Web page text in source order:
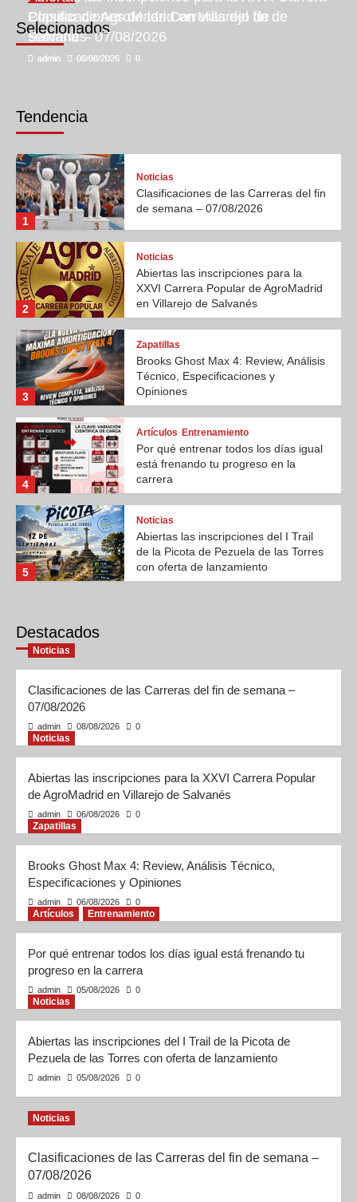
Selecionados
Clasificaciones de las Carreras del fin de
semana – 07/08/2026
admin 08/08/2026 0
Popular de AgroMadrid en Villarejo de
Salvanés
admin 06/08/2026 0
Tendencia
1
Noticias
Clasificaciones de las Carreras del fin
de semana – 07/08/2026
2
Noticias
Abiertas las inscripciones para la
XXVI Carrera Popular de AgroMadrid
en Villarejo de Salvanés
3
Zapatillas
Brooks Ghost Max 4: Review, Análisis
Técnico, Especificaciones y
Opiniones
4
Artículos Entrenamiento
Por qué entrenar todos los días igual
está frenando tu progreso en la
carrera
5
Noticias
Abiertas las inscripciones del I Trail
de la Picota de Pezuela de las Torres
con oferta de lanzamiento
Destacados
Noticias
Clasificaciones de las Carreras del fin de semana –
07/08/2026
admin 08/08/2026 0
Noticias
Abiertas las inscripciones para la XXVI Carrera Popular
de AgroMadrid en Villarejo de Salvanés
admin 06/08/2026 0
Zapatillas
Brooks Ghost Max 4: Review, Análisis Técnico,
Especificaciones y Opiniones
admin 06/08/2026 0
Artículos Entrenamiento
Por qué entrenar todos los días igual está frenando tu
progreso en la carrera
admin 05/08/2026 0
Noticias
Abiertas las inscripciones del I Trail de la Picota de
Pezuela de las Torres con oferta de lanzamiento
admin 05/08/2026 0
Noticias
Clasificaciones de las Carreras del fin de semana –
07/08/2026
admin 08/08/2026 0